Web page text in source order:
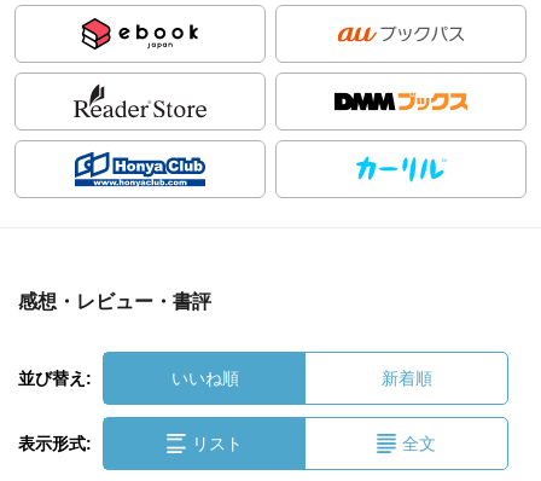
感想・レビュー・書評
並び替え: いいね順 新着順
表示形式: リスト 全文